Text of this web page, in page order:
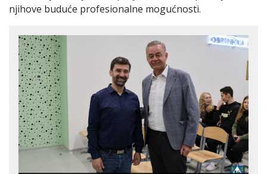
njihove buduće profesionalne mogućnosti.